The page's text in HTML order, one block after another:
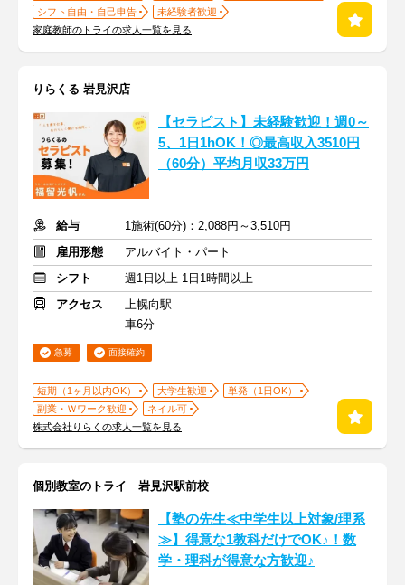
シフト自由・自己申告
未経験者歓迎
家庭教師のトライの求人一覧を見る
りらくる 岩見沢店
【セラピスト】未経験歓迎！週0～
5、1日1hOK！◎最高収入3510円
（60分）平均月収33万円
給与
1施術(60分)：2,088円～3,510円
雇用形態
アルバイト・パート
シフト
週1日以上 1日1時間以上
アクセス
上幌向駅
車6分
急募 面接確約
短期（1ヶ月以内OK） 大学生歓迎
単発（1日OK）
副業・Ｗワーク歓迎
ネイル可
株式会社りらくの求人一覧を見る
個別教室のトライ 岩見沢駅前校
【塾の先生≪中学生以上対象/理系
≫】得意な1教科だけでOK♪！数
学・理科が得意な方歓迎♪